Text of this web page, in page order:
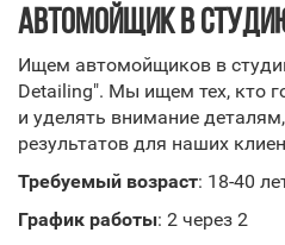
АВТОМОЙЩИК В
Ищем автомойщиков в
Detailing". Мы ищем тех, кто
и уделять внимание
результатов для наших
Требуемый возраст: 18-40
График работы: 2 через 2